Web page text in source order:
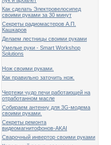
Как сделать Электровелосипед
своими руками за 30 минут
Секреты радиомастеров А.П.
Кашкаров
Делаем лестницы своими руками
Умелые руки - Smart Workshop
Solutions
Нож своими руками.
Как правильно заточить нож.
Чертежи чудо печи работающей на
отработанном масле
Собираем антенну для 3G-модема
своими руками.
Секреты ремонта
видеомагнитофонов-AKAI
Сварочный инвертор своими руками